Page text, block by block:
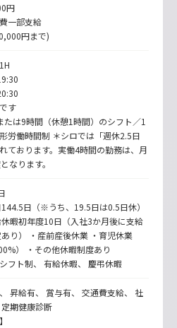
円
一部支給
円まで)
す
たは9時間（休憩1時間）のシフト／1
労働時間制 ＊シロでは「週休2.5日
ております。実働4時間の勤務は、月
なります。
144.5日（※うち、19.5日は0.5日休）
休暇初年度10日（入社3か月後に支給
り） ・産前産後休業 ・育児休業
） ・その他休暇制度あり
シフト制、 有給休暇、 慶弔休暇
昇給有、 賞与有、 交通費支給、 社
期健康診断